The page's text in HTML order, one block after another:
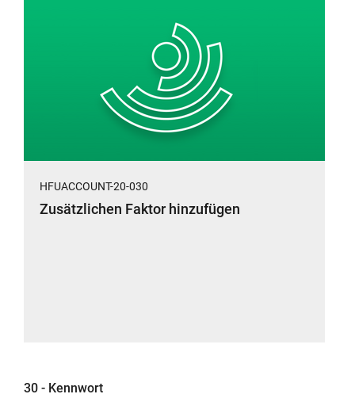
HFUACCOUNT-20-030
Zusätzlichen Faktor hinzufügen
30 - Kennwort